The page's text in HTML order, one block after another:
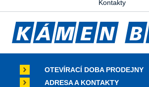
Kontakty
OTEVÍRACÍ DOBA PRODEJNY
ADRESA A KONTAKTY